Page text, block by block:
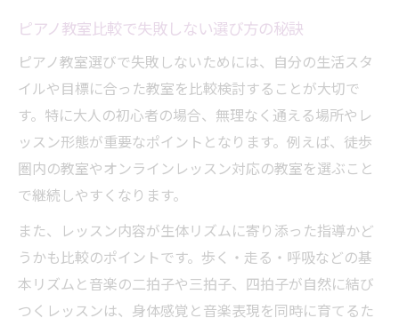
ピアノ教室比較で失敗しない選び方の秘訣
ピアノ教室選びで失敗しないためには、自分の生活スタ
イルや目標に合った教室を比較検討することが大切で
す。特に大人の初心者の場合、無理なく通える場所やレ
ッスン形態が重要なポイントとなります。例えば、徒歩
圏内の教室やオンラインレッスン対応の教室を選ぶこと
で継続しやすくなります。
また、レッスン内容が生体リズムに寄り添った指導かど
うかも比較のポイントです。歩く・走る・呼吸などの基
本リズムと音楽の二拍子や三拍子、四拍子が自然に結び
つくレッスンは、身体感覚と音楽表現を同時に育てるた